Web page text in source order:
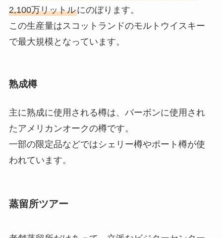
2,100万リットルにのぼります。
この生産量はスコットランドのモルトウイスキー
で最大規模となっています。
熟成樽
主に熟成に使用される樽は、バーボンに使用され
たアメリカンオークの樽です。
一部の限定品などではシェリー樽やポート樽が使
われています。
蒸留所ツアー